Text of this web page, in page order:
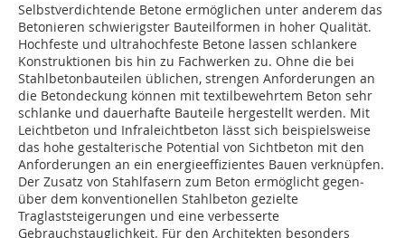
Selbstverdichtende Betone ermöglichen unter anderem das
Betonieren schwierigster Bauteilformen in hoher Qualität.
Hochfeste und ultrahochfeste Betone lassen schlankere
Konstruktionen bis hin zu Fachwerken zu. Ohne die bei
Stahlbetonbauteilen üblichen, strengen Anforderungen an
die Betondeckung können mit textilbewehrtem Beton sehr
schlanke und dauerhafte Bauteile hergestellt werden. Mit
Leichtbeton und Infraleichtbeton lässt sich beispielsweise
das hohe gestalterische Potential von Sichtbeton mit den
Anforderungen an ein energieeffizientes Bauen verknüpfen.
Der Zusatz von Stahlfasern zum Beton ermöglicht gegen­
über dem konventionellen Stahlbeton gezielte
Traglaststeigerungen und eine verbesserte
Gebrauchstauglichkeit. Für den Architekten besonders